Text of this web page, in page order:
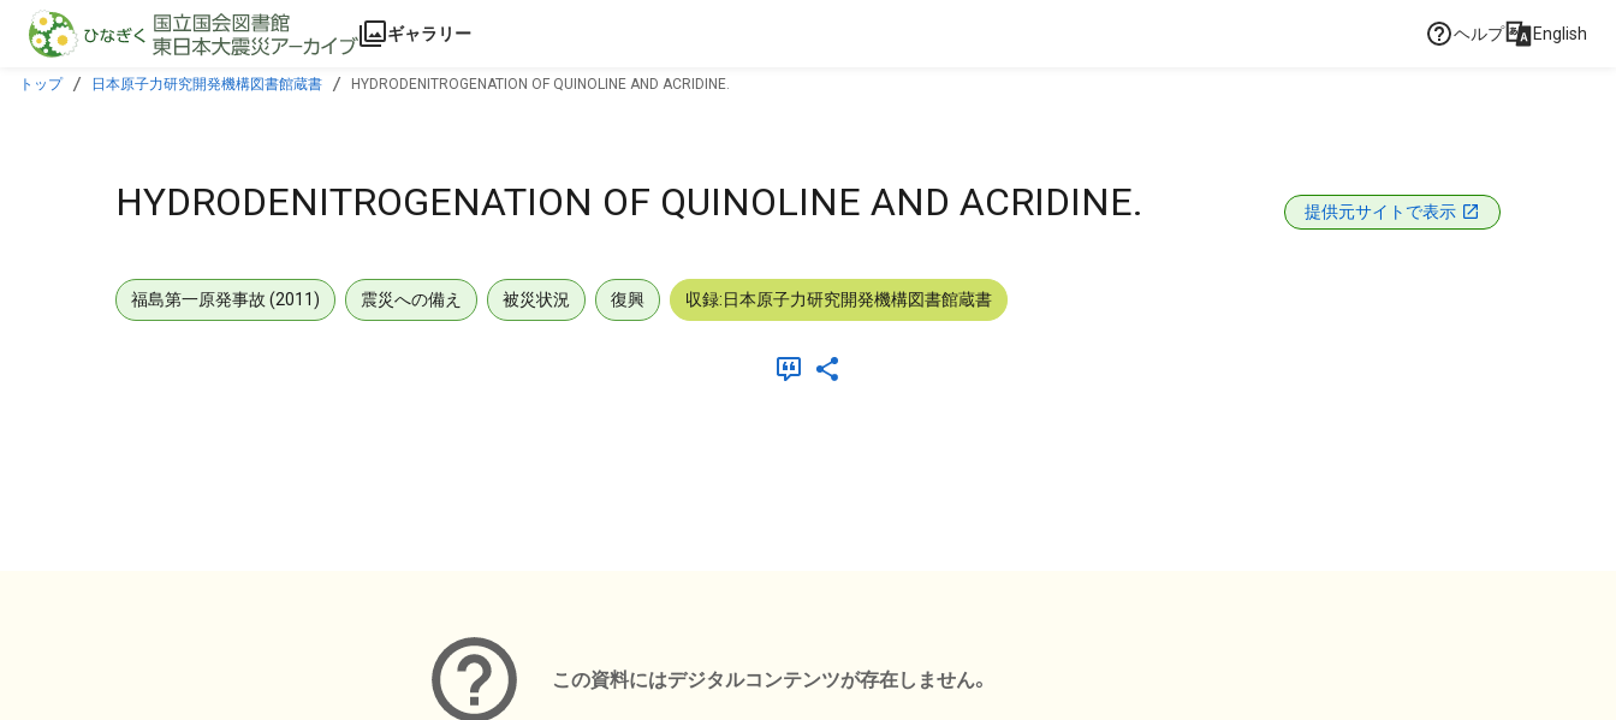
本文に飛ぶ
ギャラリー ヘルプ English
トップ 日本原子力研究開発機構図書館蔵書 HYDRODENITROGENATION OF QUINOLINE AND ACRIDINE.
HYDRODENITROGENATION OF QUINOLINE AND ACRIDINE. 提供元サイトで表示
福島第一原発事故 (2011) 震災への備え 被災状況 復興 収録:日本原子力研究開発機構図書館蔵書
この資料にはデジタルコンテンツが存在しません。